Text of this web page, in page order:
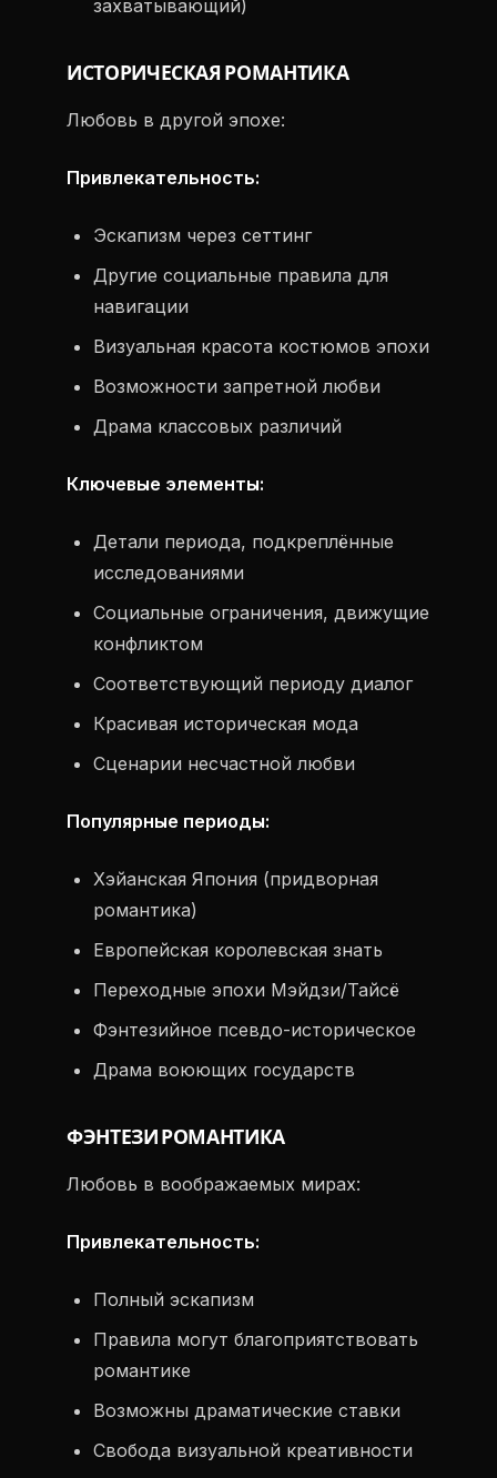
захватывающий)
ИСТОРИЧЕСКАЯ РОМАНТИКА
Любовь в другой эпохе:
Привлекательность:
Эскапизм через сеттинг
Другие социальные правила для
навигации
Визуальная красота костюмов эпохи
Возможности запретной любви
Драма классовых различий
Ключевые элементы:
Детали периода, подкреплённые
исследованиями
Социальные ограничения, движущие
конфликтом
Соответствующий периоду диалог
Красивая историческая мода
Сценарии несчастной любви
Популярные периоды:
Хэйанская Япония (придворная
романтика)
Европейская королевская знать
Переходные эпохи Мэйдзи/Тайсё
Фэнтезийное псевдо-историческое
Драма воюющих государств
ФЭНТЕЗИ РОМАНТИКА
Любовь в воображаемых мирах:
Привлекательность:
Полный эскапизм
Правила могут благоприятствовать
романтике
Возможны драматические ставки
Свобода визуальной креативности